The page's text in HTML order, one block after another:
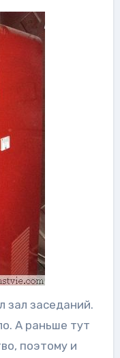
зал заседаний.
А раньше тут
поэтому и